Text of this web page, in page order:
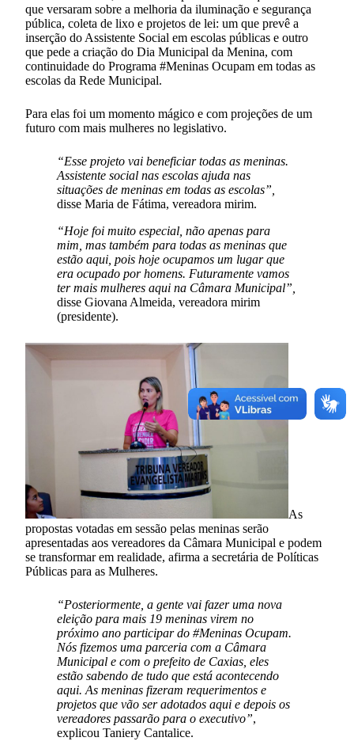
que versaram sobre a melhoria da iluminação e segurança
pública, coleta de lixo e projetos de lei: um que prevê a
inserção do Assistente Social em escolas públicas e outro
que pede a criação do Dia Municipal da Menina, com
continuidade do Programa #Meninas Ocupam em todas as
escolas da Rede Municipal.
Para elas foi um momento mágico e com projeções de um
futuro com mais mulheres no legislativo.
“Esse projeto vai beneficiar todas as meninas.
Assistente social nas escolas ajuda nas
situações de meninas em todas as escolas”,
disse Maria de Fátima, vereadora mirim.
“Hoje foi muito especial, não apenas para
mim, mas também para todas as meninas que
estão aqui, pois hoje ocupamos um lugar que
era ocupado por homens. Futuramente vamos
ter mais mulheres aqui na Câmara Municipal”,
disse Giovana Almeida, vereadora mirim
(presidente).
As
propostas votadas em sessão pelas meninas serão
apresentadas aos vereadores da Câmara Municipal e podem
se transformar em realidade, afirma a secretária de Políticas
Públicas para as Mulheres.
“Posteriormente, a gente vai fazer uma nova
eleição para mais 19 meninas virem no
próximo ano participar do #Meninas Ocupam.
Nós fizemos uma parceria com a Câmara
Municipal e com o prefeito de Caxias, eles
estão sabendo de tudo que está acontecendo
aqui. As meninas fizeram requerimentos e
projetos que vão ser adotados aqui e depois os
vereadores passarão para o executivo”,
explicou Taniery Cantalice.